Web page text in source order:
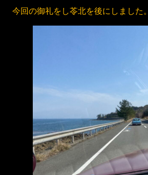
今回の御礼をし苓北を後にしました。